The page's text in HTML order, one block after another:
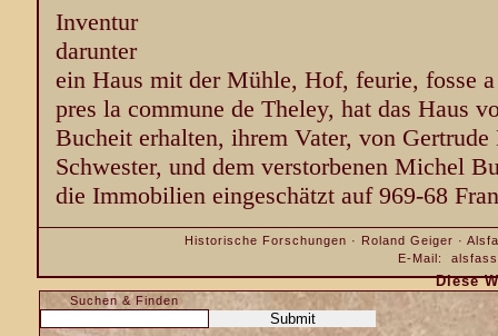
Inventur
darunter
ein Haus mit der Mühle, Hof, feurie, fosse
pres la commune de Theley, hat das Haus
Bucheit erhalten, ihrem Vater, von
Schwester, und dem verstorbenen Michel
die Immobilien eingeschätzt auf 969-68
Historische Forschungen · Roland Geiger ·
E-Mail:
Diese
Suchen & Finden